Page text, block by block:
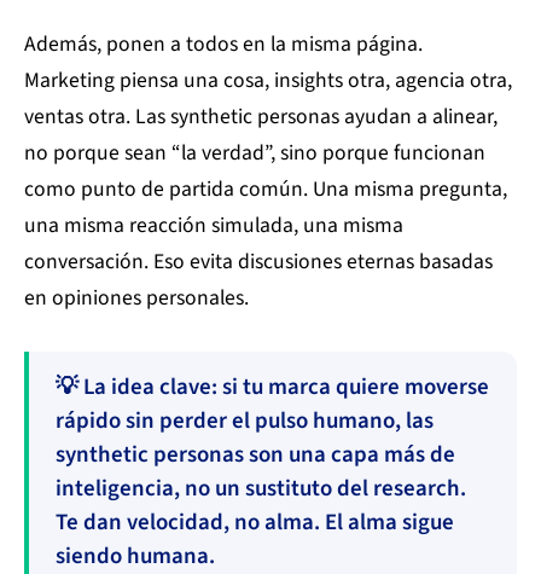
Además, ponen a todos en la misma página.
Marketing piensa una cosa, insights otra, agencia otra,
ventas otra. Las synthetic personas ayudan a alinear,
no porque sean “la verdad”, sino porque funcionan
como punto de partida común. Una misma pregunta,
una misma reacción simulada, una misma
conversación. Eso evita discusiones eternas basadas
en opiniones personales.
💡 La idea clave: si tu marca quiere moverse
rápido sin perder el pulso humano, las
synthetic personas son una capa más de
inteligencia, no un sustituto del research.
Te dan velocidad, no alma. El alma sigue
siendo humana.